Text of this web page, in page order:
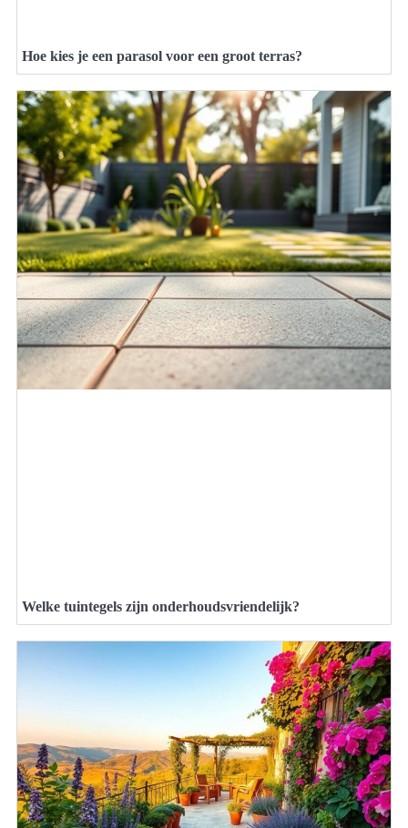
Hoe kies je een parasol voor een groot terras?
Welke tuintegels zijn onderhoudsvriendelijk?